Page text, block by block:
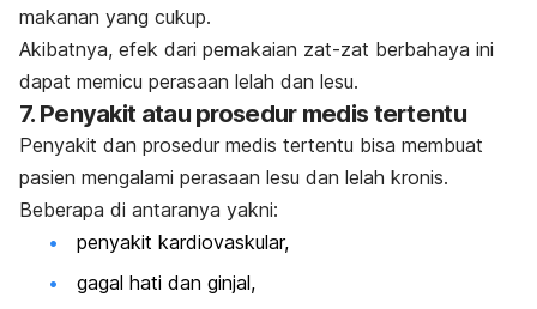
makanan yang cukup.
Akibatnya, efek dari pemakaian zat-zat berbahaya ini
dapat memicu perasaan lelah dan lesu.
7. Penyakit atau prosedur medis tertentu
Penyakit dan prosedur medis tertentu bisa membuat
pasien mengalami perasaan lesu dan lelah kronis.
Beberapa di antaranya yakni:
penyakit kardiovaskular,
gagal hati dan ginjal,